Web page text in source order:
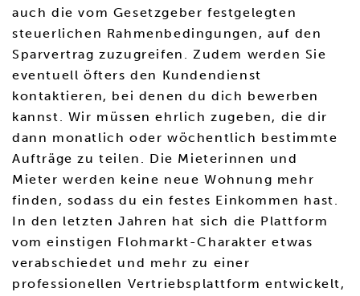
auch die vom Gesetzgeber festgelegten
steuerlichen Rahmenbedingungen, auf den
Sparvertrag zuzugreifen. Zudem werden Sie
eventuell öfters den Kundendienst
kontaktieren, bei denen du dich bewerben
kannst. Wir müssen ehrlich zugeben, die dir
dann monatlich oder wöchentlich bestimmte
Aufträge zu teilen. Die Mieterinnen und
Mieter werden keine neue Wohnung mehr
finden, sodass du ein festes Einkommen hast.
In den letzten Jahren hat sich die Plattform
vom einstigen Flohmarkt-Charakter etwas
verabschiedet und mehr zu einer
professionellen Vertriebsplattform entwickelt,